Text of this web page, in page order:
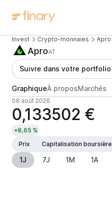
Invest Crypto-monnaies Apro
AproAT
Suivre dans votre portfolio
GraphiqueÀ proposMarchés
08 août 2026
0,133502 €
+8,65 %
Prix
Capitalisation boursière
1J 7J 1M 1A